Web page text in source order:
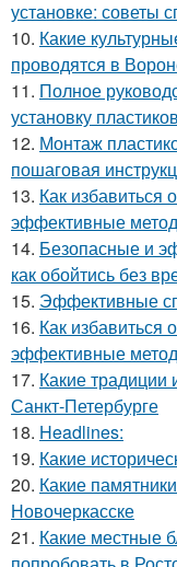
установке: советы
10. Какие
проводятся в
11. Полное
установку
12. Монтаж
пошаговая
13. Как избавиться
эффективные
14. Безопасные и
как обойтись без
15. Эффективные
16. Как избавиться
эффективные
17. Какие
Санкт-Петербурге
18. Headlines:
19. Какие
20. Какие
Новочеркасске
21. Какие местные